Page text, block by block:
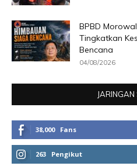
BPBD
Tingkatkan
Bencana
04/08/2026
JARINGAN
38,000 Fans
263 Pengikut